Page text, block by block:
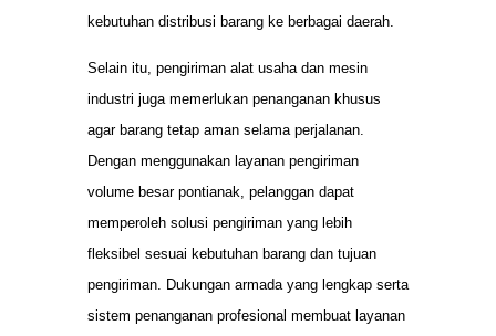
kebutuhan distribusi barang ke berbagai daerah.
Selain itu, pengiriman alat usaha dan mesin
industri juga memerlukan penanganan khusus
agar barang tetap aman selama perjalanan.
Dengan menggunakan layanan pengiriman
volume besar pontianak, pelanggan dapat
memperoleh solusi pengiriman yang lebih
fleksibel sesuai kebutuhan barang dan tujuan
pengiriman. Dukungan armada yang lengkap serta
sistem penanganan profesional membuat layanan